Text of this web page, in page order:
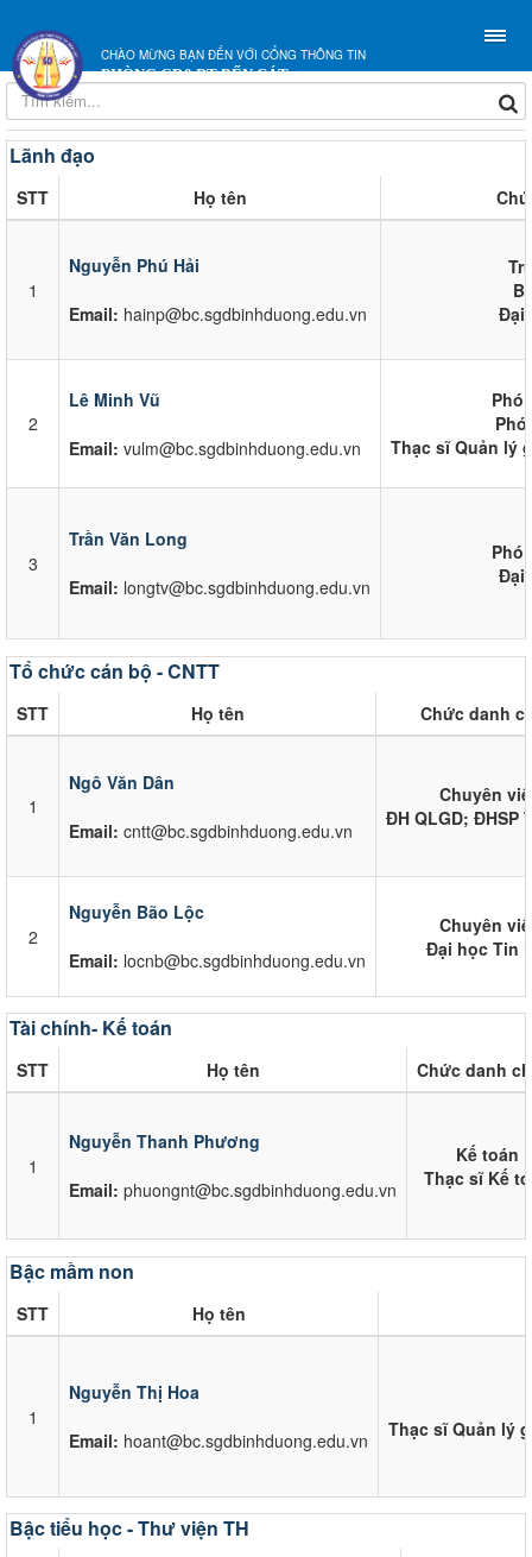
CHÀO MỪNG BẠN ĐẾN VỚI CỔNG THÔNG TIN
PHÒNG GD&ĐT BẾN CÁT
Lãnh đạo
STT Họ tên
1
Nguyễn Phú Hải
Email: hainp@bc.sgdbinhduong.edu.vn
Đại
2
Lê Minh Vũ
Email: vulm@bc.sgdbinhduong.edu.vn
Phó
Thạc sĩ Quản lý
3
Trần Văn Long
Email: longtv@bc.sgdbinhduong.edu.vn
Phó
Đại
Tổ chức cán bộ - CNTT
STT Họ tên Chức danh
1
Ngô Văn Dân
Email: cntt@bc.sgdbinhduong.edu.vn
Chuyên
ĐH QLGD; ĐHSP
2
Nguyễn Bão Lộc
Email: locnb@bc.sgdbinhduong.edu.vn
Chuyên
Đại học Tin
Tài chính- Kế toán
STT Họ tên Chức danh
1
Nguyễn Thanh Phương
Email: phuongnt@bc.sgdbinhduong.edu.vn
Kế toán
Thạc sĩ Kế
Bậc mầm non
STT Họ tên
1
Nguyễn Thị Hoa
Email: hoant@bc.sgdbinhduong.edu.vn Thạc sĩ Quản lý
Bậc tiểu học - Thư viện TH